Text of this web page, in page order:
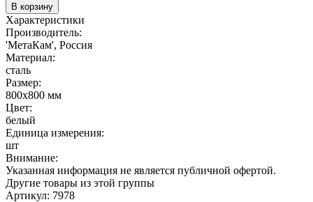
В корзину
Характеристики
Производитель:
'МетаКам', Россия
Материал:
сталь
Размер:
800х800 мм
Цвет:
белый
Единица измерения:
шт
Внимание:
Указанная информация не является публичной офертой.
Другие товары из этой группы
Артикул: 7978